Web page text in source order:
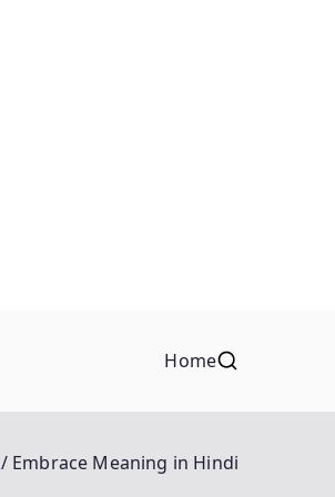
Home
Embrace Meaning in Hindi